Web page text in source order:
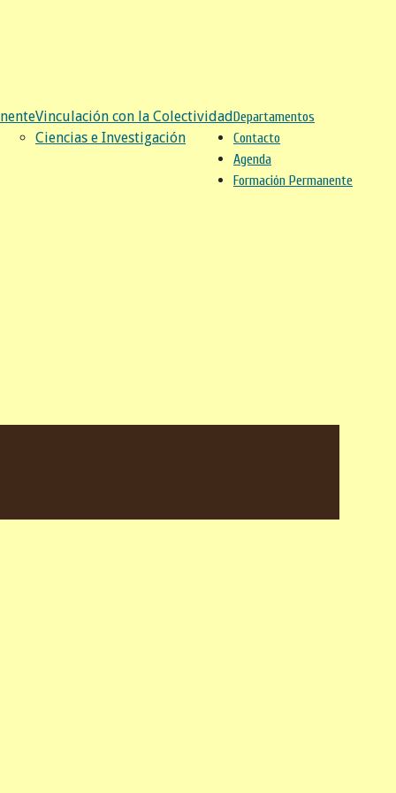
Departamentos
Vinculación con la Colectividad
Ciencias e Investigación
Contacto
Agenda
Formación Permanente